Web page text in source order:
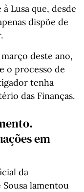
Lusa que, desde
dispõe de
deste ano,
o processo de
tenha
das Finanças.
em
da
lamentou